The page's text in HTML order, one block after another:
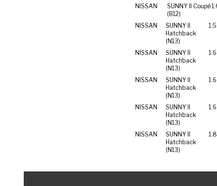
NISSAN
SUNNY II Coupé
(B12)
NISSAN
SUNNY II
Hatchback
(N13)
1.5
NISSAN
SUNNY II
Hatchback
(N13)
NISSAN
SUNNY II
Hatchback
(N13)
NISSAN
SUNNY II
Hatchback
(N13)
NISSAN
SUNNY II
Hatchback
(N13)